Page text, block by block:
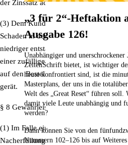
der Zinssatz acht Prozentpunkte über
(3) Dem Kunden bleibt seinerseits
Schaden in der verlangten Höhe nicht
niedriger entstanden ist. Die Gefahr
einer zufälligen Verschlechterung der
auf den Besteller über, in dem dieser in
gerät.
§ 8 Gewährleistung
(1) Im Falle eines Mangels hat der
Nacherfüllung durch Nachbesserung
„3 für 2“-Heftaktion
Ausgabe 126!
Unabhängiger und
ZeitenSchrift bietet, ist wichtiger
heute konfrontiert sind, ist die
Masterplans, der uns in die
Welt des „Great Reset“ führen
damit viele Leute unabhängig und
werden?
Dann können Sie von den
Nummern 102–126 bis auf